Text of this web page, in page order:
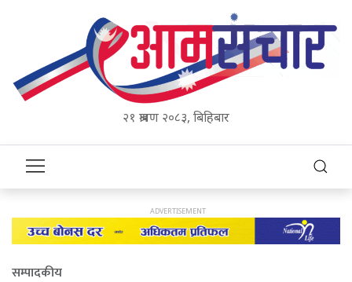
२१ श्रावण २०८३, बिहिबार
सम्पादकीय